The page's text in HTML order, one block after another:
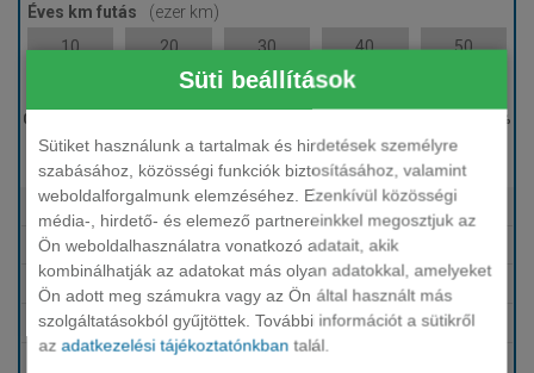
Süti beállítások
Sütiket használunk a tartalmak és hirdetések személyre
szabásához, közösségi funkciók biztosításához, valamint
weboldalforgalmunk elemzéséhez. Ezenkívül közösségi
média-, hirdető- és elemező partnereinkkel megosztjuk az
Ön weboldalhasználatra vonatkozó adatait, akik
kombinálhatják az adatokat más olyan adatokkal, amelyeket
Ön adott meg számukra vagy az Ön által használt más
szolgáltatásokból gyűjtöttek. További információt a sütikről
azadatkezelési tájékoztatónkban talál.
Éves km futás
(ezer km)
10
20 30 40 50
0 %
Fix HUF finanszírozás Tartalmazza
Karbantartás, szerviz
Téli-nyári gumi Tartalmazza
Biztosítások (KGFB, Casco, GAP) Tartalmazza
Gépjármű- és cégautóadó